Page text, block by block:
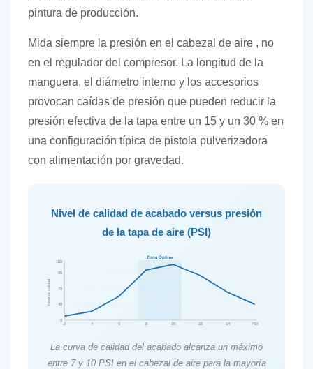
pintura de producción.
Mida siempre la presión en el cabezal de aire , no
en el regulador del compresor. La longitud de la
manguera, el diámetro interno y los accesorios
provocan caídas de presión que pueden reducir la
presión efectiva de la tapa entre un 15 y un 30 % en
una configuración típica de pistola pulverizadora
con alimentación por gravedad.
Nivel de calidad de acabado versus presión
de la tapa de aire (PSI)
0
40
70
95
100
2 4 6 8 10 12 14 PSI
Zona Óptima
Nivel de calidad
La curva de calidad del acabado alcanza un máximo
entre 7 y 10 PSI en el cabezal de aire para la mayoría